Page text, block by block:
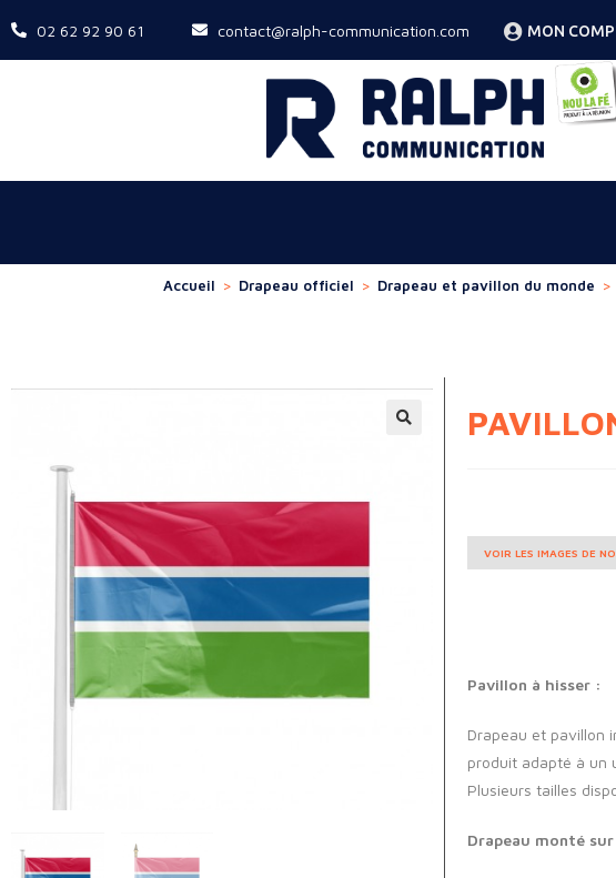
02 62 92 90 61 contact@ralph-communication.com MON
Accueil > Drapeau officiel > Drapeau et pavillon du monde >
VOIR LES IMAGES DE
Pavillon à hisser :
Drapeau et pavillon
produit adapté à un
Plusieurs tailles
Drapeau monté